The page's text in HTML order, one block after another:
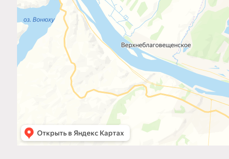
Специализированный магазин
КАТАЛОГ
Политика конфиденциальности
Мотоблоки
Культиваторы
Навесное оборудование
Прицепы для мотоблоков
Запчасти для мотоблоков
Расходные материалы
КАДВИ, Беларус (МТЗ), Скаут, Denzel